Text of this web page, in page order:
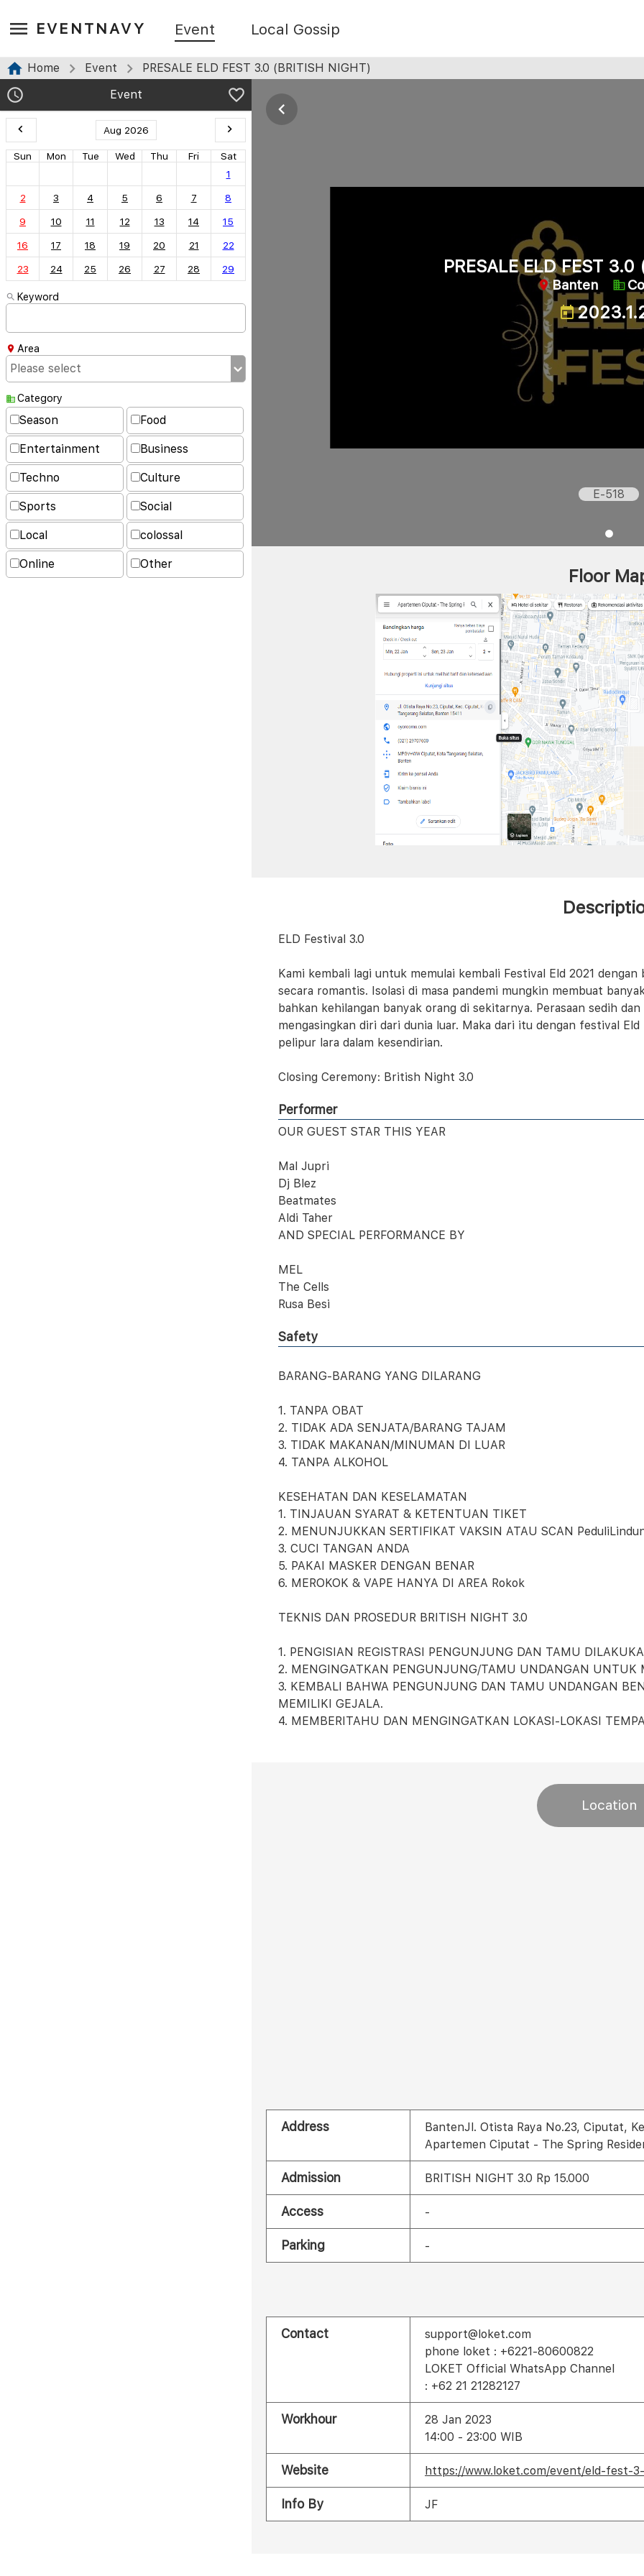
EVENTNAVY Event Local Gossip
Home Event
PRESALE ELD FEST 3.0 (BRITISH NIGHT)
Event
Aug 2026
Sun Mon Tue Wed Thu Fri
Sat
1
2 3 4 5 6 7 8
9 10 11 12 13 14 15
16 17 18 19 20 21 22
23 24 25 26 27 28 29
Keyword
Area
Category
Season Food
Entertainment Business
Techno Culture
Sports Social
Local colossal
Online Other
PRESALE ELD FEST 3.0
Banten
E-518
Floor
ELD Festival 3.0
Kami kembali lagi untuk memulai kembali Festival Eld 2021
secara romantis. Isolasi di masa pandemi mungkin membuat
bahkan kehilangan banyak orang di sekitarnya. Perasaan sedih
mengasingkan diri dari dunia luar. Maka dari itu dengan festival
pelipur lara dalam kesendirian.
Closing Ceremony: British Night 3.0
Performer
OUR GUEST STAR THIS YEAR
Mal Jupri
Dj Blez
Beatmates
Aldi Taher
AND SPECIAL PERFORMANCE BY
MEL
The Cells
Rusa Besi
Safety
BARANG-BARANG YANG DILARANG
1. TANPA OBAT
2. TIDAK ADA SENJATA/BARANG TAJAM
3. TIDAK MAKANAN/MINUMAN DI LUAR
4. TANPA ALKOHOL
KESEHATAN DAN KESELAMATAN
1. TINJAUAN SYARAT & KETENTUAN TIKET
2. MENUNJUKKAN SERTIFIKAT VAKSIN ATAU SCAN
3. CUCI TANGAN ANDA
5. PAKAI MASKER DENGAN BENAR
6. MEROKOK & VAPE HANYA DI AREA Rokok
TEKNIS DAN PROSEDUR BRITISH NIGHT 3.0
1. PENGISIAN REGISTRASI PENGUNJUNG DAN TAMU
2. MENGINGATKAN PENGUNJUNG/TAMU UNDANGAN UNTUK
3. KEMBALI BAHWA PENGUNJUNG DAN TAMU UNDANGAN
MEMILIKI GEJALA.
4. MEMBERITAHU DAN MENGINGATKAN LOKASI-LOKASI
Location
Address
BantenJl. Otista Raya No.23, Ciputat,
Apartemen Ciputat - The Spring
Admission BRITISH NIGHT 3.0 Rp 15.000
Access -
Parking -
Contact
support@loket.com
phone loket : +6221-80600822
LOKET Official WhatsApp Channel
: +62 21 21282127
Workhour
28 Jan 2023
14:00 - 23:00 WIB
Website https://www.loket.com/event/eld-fest-
Info By JF